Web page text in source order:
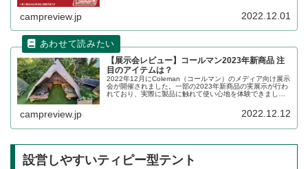
campreview.jp 2022.12.01
【展示会レビュー】コールマン2023年新商品 注
目のアイテムは？
2022年12月にColeman（コールマン）のメディア向け展示
会が開催されました。一部の2023年新商品の実展示が行わ
れており、実際に製品に触れて使い心地を体験できまし
campreview.jp 2022.12.12
設営しやすいティピー型テント